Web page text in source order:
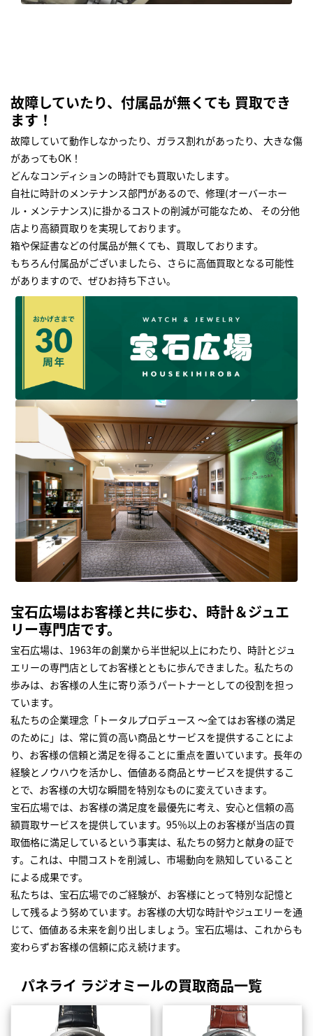
故障していたり、付属品が無くても 買取でき
ます！
故障していて動作しなかったり、ガラス割れがあったり、大きな傷
があってもOK！
どんなコンディションの時計でも買取いたします｡
自社に時計のメンテナンス部門があるので、修理(オーバーホー
ル・メンテナンス)に掛かるコストの削減が可能なため、 その分他
店より高額買取りを実現しております｡
箱や保証書などの付属品が無くても、買取しております。
もちろん付属品がございましたら、さらに高価買取となる可能性
がありますので、ぜひお持ち下さい｡
宝石広場はお客様と共に歩む、時計＆ジュエ
リー専門店です。
宝石広場は、1963年の創業から半世紀以上にわたり、時計とジュ
エリーの専門店としてお客様とともに歩んできました。私たちの
歩みは、お客様の人生に寄り添うパートナーとしての役割を担っ
ています。
私たちの企業理念「トータルプロデュース ～全てはお客様の満足
のために」は、常に質の高い商品とサービスを提供することによ
り、お客様の信頼と満足を得ることに重点を置いています。長年の
経験とノウハウを活かし、価値ある商品とサービスを提供するこ
とで、お客様の大切な瞬間を特別なものに変えていきます。
宝石広場では、お客様の満足度を最優先に考え、安心と信頼の高
額買取サービスを提供しています。95％以上のお客様が当店の買
取価格に満足しているという事実は、私たちの努力と献身の証で
す。これは、中間コストを削減し、市場動向を熟知していること
による成果です。
私たちは、宝石広場でのご経験が、お客様にとって特別な記憶と
して残るよう努めています。お客様の大切な時計やジュエリーを通
じて、価値ある未来を創り出しましょう。宝石広場は、これからも
変わらずお客様の信頼に応え続けます。
パネライ ラジオミールの買取商品一覧